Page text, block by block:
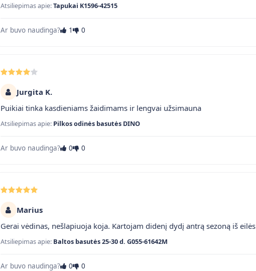
Atsiliepimas apie:Tapukai K1596-42515
Ar buvo naudinga? 1 0
Jurgita K.
Puikiai tinka kasdieniams žaidimams ir lengvai užsimauna
Atsiliepimas apie: Pilkos odinės basutės DINO
Ar buvo naudinga? 0 0
Marius
Gerai vėdinas, nešlapiuoja koja. Kartojam didenį dydį antrą sezoną iš eilės
Atsiliepimas apie: Baltos basutės 25-30 d. G055-61642M
Ar buvo naudinga? 0 0